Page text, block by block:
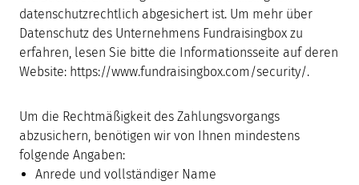
datenschutzrechtlich abgesichert ist. Um mehr über
Datenschutz des Unternehmens Fundraisingbox zu
erfahren, lesen Sie bitte die Informationsseite auf deren
Website: https://www.fundraisingbox.com/security/.
Um die Rechtmäßigkeit des Zahlungsvorgangs
abzusichern, benötigen wir von Ihnen mindestens
folgende Angaben:
Anrede und vollständiger Name